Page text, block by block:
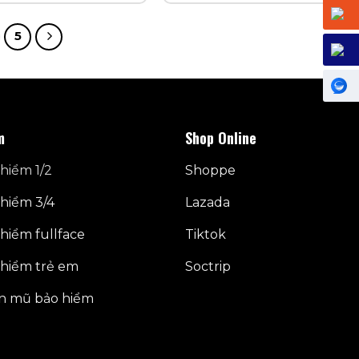
5
1/2
3/4
fullface
trẻ em
mũ bảo hiểm
Shop Online
Shoppe
Lazada
Tiktok
Soctrip